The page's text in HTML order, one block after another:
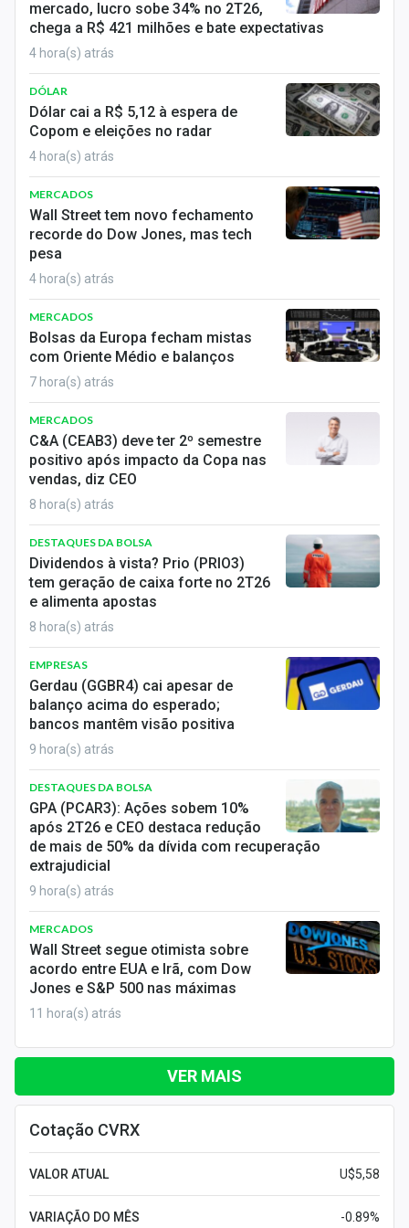
mercado, lucro sobe 34% no 2T26,
chega a R$ 421 milhões e bate expectativas
4 hora(s) atrás
DÓLAR
Dólar cai a R$ 5,12 à espera de
Copom e eleições no radar
4 hora(s) atrás
MERCADOS
Wall Street tem novo fechamento
recorde do Dow Jones, mas tech
pesa
4 hora(s) atrás
MERCADOS
Bolsas da Europa fecham mistas
com Oriente Médio e balanços
7 hora(s) atrás
MERCADOS
C&A (CEAB3) deve ter 2º semestre
positivo após impacto da Copa nas
vendas, diz CEO
8 hora(s) atrás
DESTAQUES DA BOLSA
Dividendos à vista? Prio (PRIO3)
tem geração de caixa forte no 2T26
e alimenta apostas
8 hora(s) atrás
EMPRESAS
Gerdau (GGBR4) cai apesar de
balanço acima do esperado;
bancos mantêm visão positiva
9 hora(s) atrás
DESTAQUES DA BOLSA
GPA (PCAR3): Ações sobem 10%
após 2T26 e CEO destaca redução
de mais de 50% da dívida com recuperação
extrajudicial
9 hora(s) atrás
MERCADOS
Wall Street segue otimista sobre
acordo entre EUA e Irã, com Dow
Jones e S&P 500 nas máximas
11 hora(s) atrás
VER MAIS
Cotação CVRX
VALOR ATUAL U$5,58
VARIAÇÃO DO MÊS -0.89%